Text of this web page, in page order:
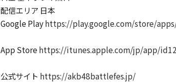
配信エリア 日本
Google Playhttps://play.google.com/store/
App Storehttps://itunes.apple.com/jp/app/
公式サイト https://akb48battlefes.jp/